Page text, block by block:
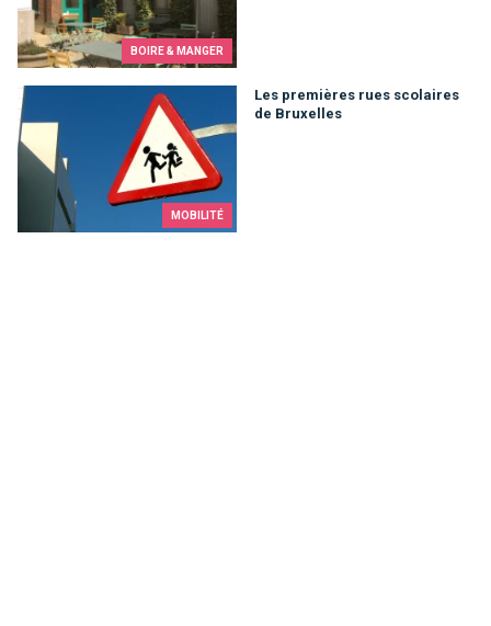
BOIRE & MANGER
MOBILITÉ
Les premières rues scolaires
de Bruxelles
Les premières rues scolaires de Bruxelles